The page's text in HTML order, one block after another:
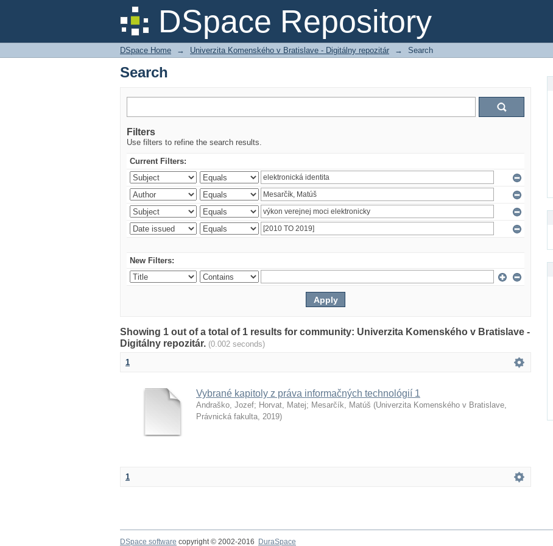
DSpace Repository
Search
DSpace Home → Univerzita Komenského v Bratislave - Digitálny repozitár → Search
Search
Filters
Use filters to refine the search results.
Current Filters:
New Filters:
Showing 1 out of a total of 1 results for community: Univerzita Komenského v Bratislave -
Digitálny repozitár. (0.002 seconds)
1
Vybrané kapitoly z práva informačných technológií 1
Andraško, Jozef; Horvat, Matej; Mesarčík, Matúš (Univerzita Komenského v Bratislave,
Právnická fakulta, 2019)
1
DSpace software copyright © 2002-2016 DuraSpace